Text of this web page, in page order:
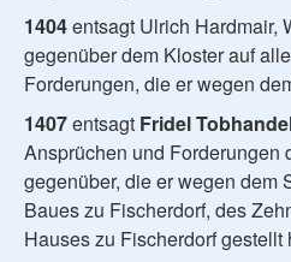
1404entsagt Ulrich Hardmair,
gegenüber dem Kloster auf
Forderungen, die er wegen
1407entsagt Fridel
Ansprüchen und Forderungen
gegenüber, die er wegen dem
Baues zu Fischerdorf, des
Hauses zu Fischerdorf gestellt